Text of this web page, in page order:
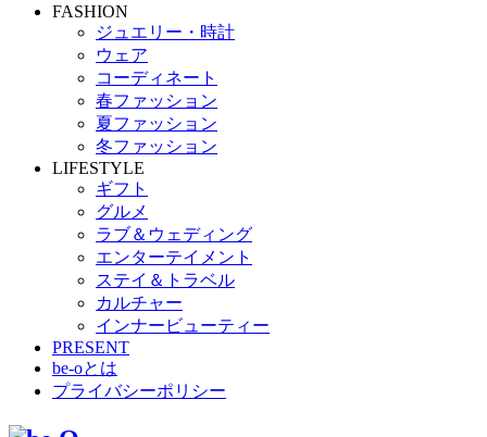
FASHION
ジュエリー・時計
ウェア
コーディネート
春ファッション
夏ファッション
冬ファッション
LIFESTYLE
ギフト
グルメ
ラブ＆ウェディング
エンターテイメント
ステイ＆トラベル
カルチャー
インナービューティー
PRESENT
be-oとは
プライバシーポリシー